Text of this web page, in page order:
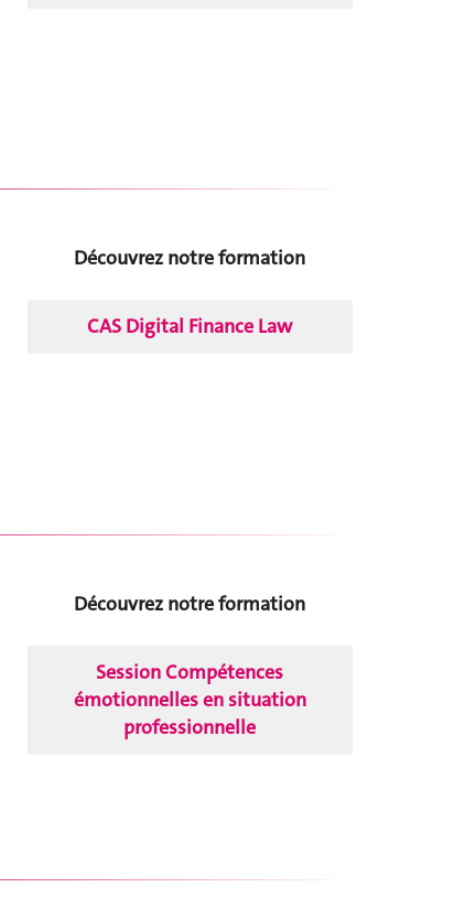
Découvrez notre formation
CAS Digital Finance Law
Découvrez notre formation
Session Compétences
émotionnelles en situation
professionnelle